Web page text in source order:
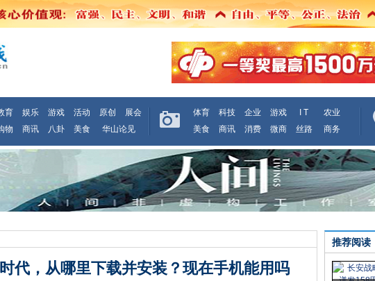
育 娱乐 游戏 活动 原创
展会
物 商讯 八卦 美食 华山论见
体育 科技 企业 游戏 I T
农业
美食
商讯 消费 微商 丝路 商务
代，从哪里下载并安装？现在手机能用吗
推荐阅读